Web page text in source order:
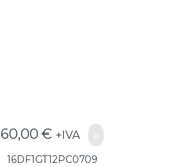
60,00€ +IVA
16DF1GT12PC0709